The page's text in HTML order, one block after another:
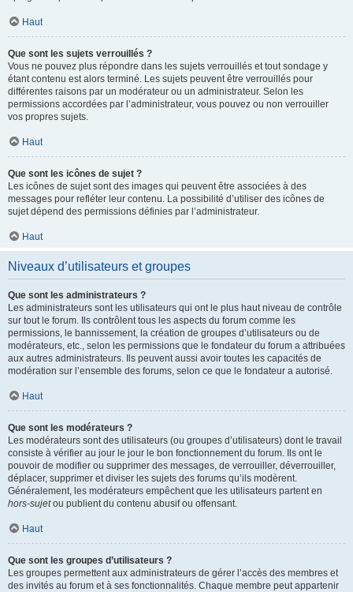
Haut
Que sont les sujets verrouillés ?
Vous ne pouvez plus répondre dans les sujets verrouillés et tout sondage y
étant contenu est alors terminé. Les sujets peuvent être verrouillés pour
différentes raisons par un modérateur ou un administrateur. Selon les
permissions accordées par l’administrateur, vous pouvez ou non verrouiller
vos propres sujets.
Haut
Que sont les icônes de sujet ?
Les icônes de sujet sont des images qui peuvent être associées à des
messages pour refléter leur contenu. La possibilité d’utiliser des icônes de
sujet dépend des permissions définies par l’administrateur.
Haut
Niveaux d’utilisateurs et groupes
Que sont les administrateurs ?
Les administrateurs sont les utilisateurs qui ont le plus haut niveau de contrôle
sur tout le forum. Ils contrôlent tous les aspects du forum comme les
permissions, le bannissement, la création de groupes d’utilisateurs ou de
modérateurs, etc., selon les permissions que le fondateur du forum a attribuées
aux autres administrateurs. Ils peuvent aussi avoir toutes les capacités de
modération sur l’ensemble des forums, selon ce que le fondateur a autorisé.
Haut
Que sont les modérateurs ?
Les modérateurs sont des utilisateurs (ou groupes d’utilisateurs) dont le travail
consiste à vérifier au jour le jour le bon fonctionnement du forum. Ils ont le
pouvoir de modifier ou supprimer des messages, de verrouiller, déverrouiller,
déplacer, supprimer et diviser les sujets des forums qu’ils modèrent.
Généralement, les modérateurs empêchent que les utilisateurs partent en
hors-sujetou publient du contenu abusif ou offensant.
Haut
Que sont les groupes d’utilisateurs ?
Les groupes permettent aux administrateurs de gérer l’accès des membres et
des invités au forum et à ses fonctionnalités. Chaque membre peut appartenir